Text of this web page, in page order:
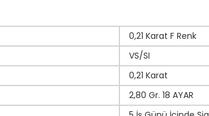
0,21 Karat F Renk
VS/SI
0,21 Karat
2,80 Gr. 18 AYAR